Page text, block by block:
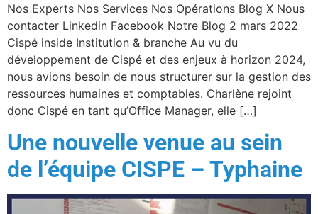
Nos Experts Nos Services Nos Opérations Blog X Nous
contacter Linkedin Facebook Notre Blog 2 mars 2022
Cispé inside Institution & branche Au vu du
développement de Cispé et des enjeux à horizon 2024,
nous avions besoin de nous structurer sur la gestion des
ressources humaines et comptables. Charlène rejoint
donc Cispé en tant qu’Office Manager, elle […]
Une nouvelle venue au sein
de l’équipe CISPE – Typhaine